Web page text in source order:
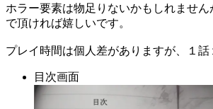
ホラー要素は物足りないかもしれませ
で頂ければ嬉しいです。
プレイ時間は個人差がありますが、１話
目次画面